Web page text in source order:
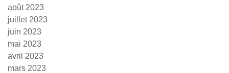
août 2023
juillet 2023
juin 2023
mai 2023
avril 2023
mars 2023